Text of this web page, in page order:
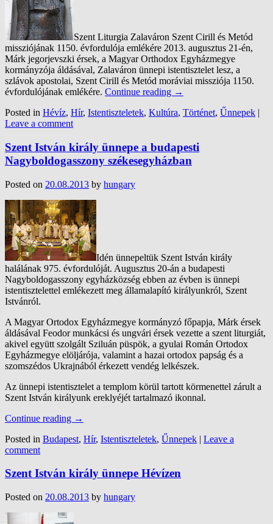
Szent Liturgia Zalaváron Szent Cirill és Metód
missziójának 1150. évfordulója emlékére 2013. augusztus 21-én,
Márk jegorjevszki érsek, a Magyar Orthodox Egyházmegye
kormányzója áldásával, Zalaváron ünnepi istentisztelet lesz, a
szlávok apostolai, Szent Cirill és Metód moráviai missziója 1150.
évfordulójának emlékére. Continue reading →
Posted in Hévíz, Hír, Istentiszteletek, Kultúra, Történet, Űnnepek |
Leave a comment
Szent István király ünnepe a budapesti
Nagyboldogasszony székesegyházban
Posted on 20.08.2013 by hungary
Idén ünnepeltük Szent István király
halálának 975. évfordulóját. Augusztus 20-án a budapesti
Nagyboldogasszony egyházközség ebben az évben is ünnepi
istentisztelettel emlékezett meg államalapító királyunkról, Szent
Istvánról.
A Magyar Ortodox Egyházmegye kormányzó főpapja, Márk érsek
áldásával Feodor munkácsi és ungvári érsek vezette a szent liturgiát,
akivel együtt szolgált Sziluán püspök, a gyulai Román Ortodox
Egyházmegye elöljárója, valamint a hazai ortodox papság és a
szomszédos Ukrajnából érkezett vendég lelkészek.
Az ünnepi istentisztelet a templom körül tartott körmenettel zárult a
Szent István királyunk ereklyéjét tartalmazó ikonnal.
Continue reading →
Posted in Budapest, Hír, Istentiszteletek, Űnnepek | Leave a
comment
Szent István király ünnepe Hévízen
Posted on 20.08.2013 by hungary